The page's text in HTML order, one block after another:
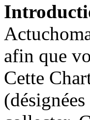
afin que
Cette